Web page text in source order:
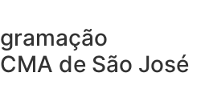
de São José